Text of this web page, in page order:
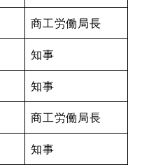
商工労働局長
知事
知事
商工労働局長
知事